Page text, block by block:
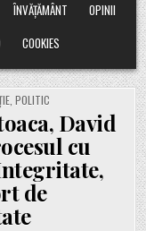
ÎNVĂȚĂMÂNT
OPINII
COOKIES
, POLITIC
David
cu
de